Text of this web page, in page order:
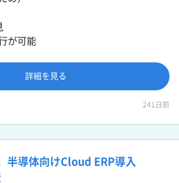
が可能
詳細を見る
241日前
半導体向けCloud ERP導入